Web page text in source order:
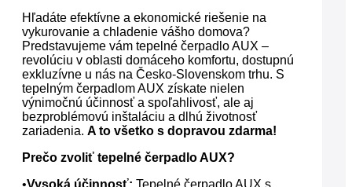
Hľadáte efektívne a ekonomické riešenie na
vykurovanie a chladenie vášho domova?
Predstavujeme vám tepelné čerpadlo AUX –
revolúciu v oblasti domáceho komfortu, dostupnú
exkluzívne u nás na Česko-Slovenskom trhu. S
tepelným čerpadlom AUX získate nielen
výnimočnú účinnosť a spoľahlivosť, ale aj
bezproblémovú inštaláciu a dlhú životnosť
zariadenia. A to všetko s dopravou zdarma!
Prečo zvoliť tepelné čerpadlo AUX?
•Vysoká účinnosť: Tepelné čerpadlo AUX s